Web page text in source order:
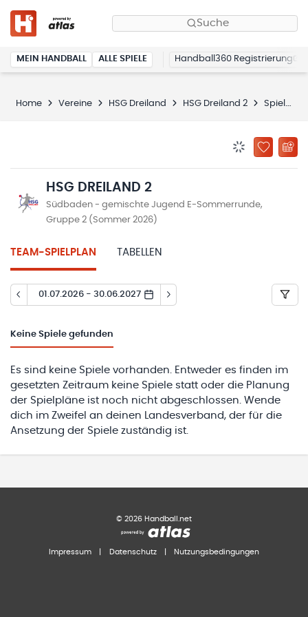
Suche
MEIN HANDBALL ALLE SPIELE Handball360 Registrierung
Home Vereine HSG Dreiland HSG Dreiland 2 Spielplan
ZU
HSG DREILAND 2
Südbaden - gemischte Jugend E-Sommerrunde,
Gruppe 2 (Sommer 2026)
TEAM-SPIELPLAN TABELLEN
01.07.2026 - 30.06.2027
Keine Spiele gefunden
Es sind keine Spiele vorhanden. Entweder es finden im
gesetzten Zeitraum keine Spiele statt oder die Planung
der Spielpläne ist noch nicht abgeschlossen. Wende
dich im Zweifel an deinen Landesverband, der für die
Ansetzung der Spiele zuständig ist.
© 2026 Handball.net
Impressum Datenschutz Nutzungsbedingungen